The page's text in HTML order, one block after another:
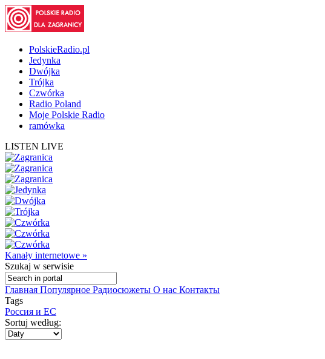
PolskieRadio.pl
Jedynka
Dwójka
Trójka
Czwórka
Radio Poland
Moje Polskie Radio
ramówka
LISTEN LIVE
Kanały internetowe »
Szukaj w serwisie
Главная Популярное Радиосюжеты О нас Контакты
Tags
Россия и ЕС
Sortuj według: